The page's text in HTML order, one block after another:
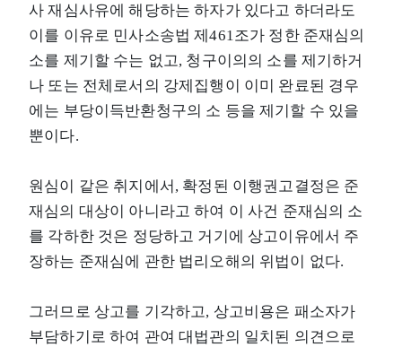
사 재심사유에 해당하는 하자가 있다고 하더라도
이를 이유로 민사소송법 제461조가 정한 준재심의
소를 제기할 수는 없고, 청구이의의 소를 제기하거
나 또는 전체로서의 강제집행이 이미 완료된 경우
에는 부당이득반환청구의 소 등을 제기할 수 있을
뿐이다.
원심이 같은 취지에서, 확정된 이행권고결정은 준
재심의 대상이 아니라고 하여 이 사건 준재심의 소
를 각하한 것은 정당하고 거기에 상고이유에서 주
장하는 준재심에 관한 법리오해의 위법이 없다.
그러므로 상고를 기각하고, 상고비용은 패소자가
부담하기로 하여 관여 대법관의 일치된 의견으로